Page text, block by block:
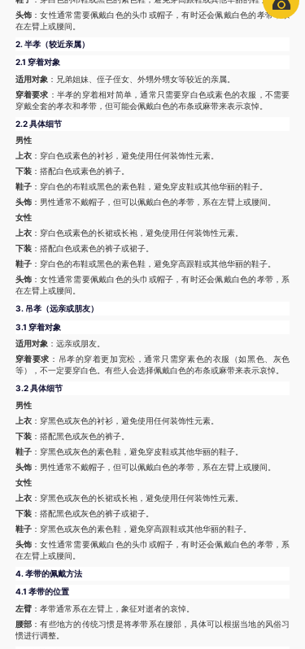
头饰 ：女性通常需要佩戴白色的头巾或帽子，有时还会佩戴白色的孝带，系
在左臂上或腰间。
2. 半孝（较近亲属）
2.1 穿着对象
适用对象 ：兄弟姐妹、侄子侄女、外甥外甥女等较近的亲属。
穿着要求 ：半孝的穿着相对简单，通常只需要穿白色或素色的衣服，不需要
穿戴全套的孝衣和孝带，但可能会佩戴白色的布条或麻带来表示哀悼。
2.2 具体细节
男性
上衣：穿白色或素色的衬衫，避免使用任何装饰性元素。
下装：搭配白色或素色的裤子。
鞋子：穿白色的布鞋或黑色的素色鞋，避免穿皮鞋或其他华丽的鞋子。
头饰：男性通常不戴帽子，但可以佩戴白色的孝带，系在左臂上或腰间。
女性
上衣：穿白色或素色的长裙或长袍，避免使用任何装饰性元素。
下装：搭配白色或素色的裤子或裙子。
鞋子：穿白色的布鞋或黑色的素色鞋，避免穿高跟鞋或其他华丽的鞋子。
头饰 ：女性通常需要佩戴白色的头巾或帽子，有时还会佩戴白色的孝带，系
在左臂上或腰间。
3. 吊孝（远亲或朋友）
3.1 穿着对象
适用对象：远亲或朋友。
穿着要求 ：吊孝的穿着更加宽松，通常只需穿素色的衣服（如黑色、灰色
等），不一定要穿白色。有些人会选择佩戴白色的布条或麻带来表示哀悼。
3.2 具体细节
男性
上衣：穿黑色或灰色的衬衫，避免使用任何装饰性元素。
下装：搭配黑色或灰色的裤子。
鞋子：穿黑色或灰色的素色鞋，避免穿皮鞋或其他华丽的鞋子。
头饰：男性通常不戴帽子，但可以佩戴白色的孝带，系在左臂上或腰间。
女性
上衣：穿黑色或灰色的长裙或长袍，避免使用任何装饰性元素。
下装：搭配黑色或灰色的裤子或裙子。
鞋子：穿黑色或灰色的素色鞋，避免穿高跟鞋或其他华丽的鞋子。
头饰 ：女性通常需要佩戴白色的头巾或帽子，有时还会佩戴白色的孝带，系
在左臂上或腰间。
4. 孝带的佩戴方法
4.1 孝带的位置
左臂：孝带通常系在左臂上，象征对逝者的哀悼。
腰部 ：有些地方的传统习惯是将孝带系在腰部，具体可以根据当地的风俗习
惯进行调整。